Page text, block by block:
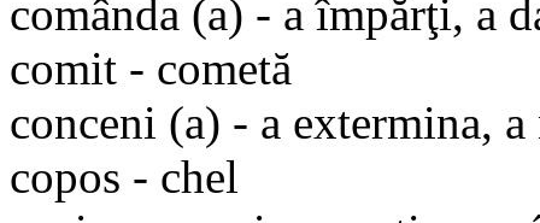
comânda (a) - a împărţi, a
comit - cometă
conceni (a) - a extermina,
copos - chel